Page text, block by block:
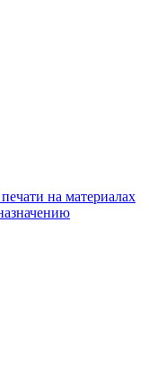
на материалах